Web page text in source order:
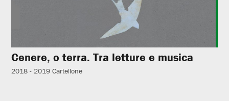
Cenere, o terra. Tra letture e musica
2018 - 2019 Cartellone